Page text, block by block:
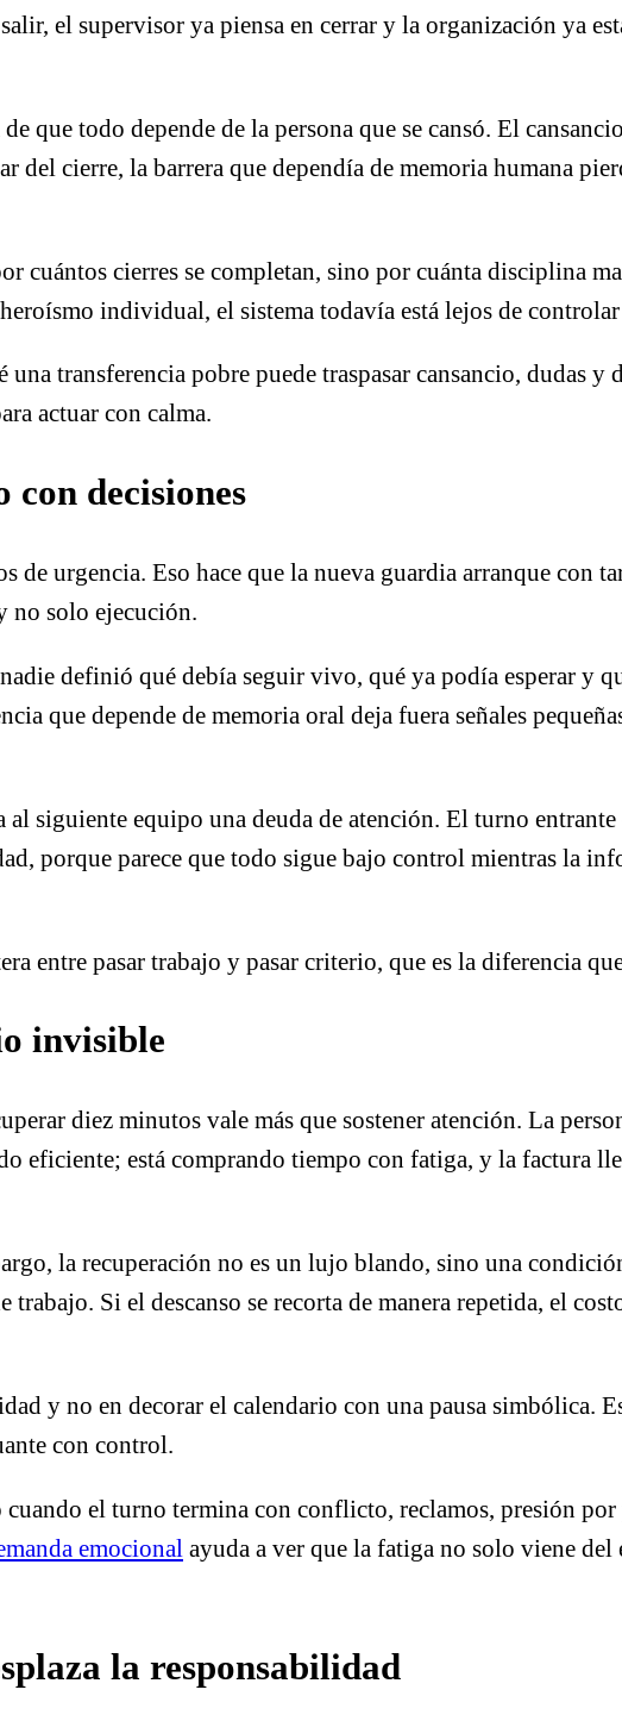
el supervisor ya piensa en cerrar y la organización ya
que todo depende de la persona que se cansó. El
cierre, la barrera que dependía de memoria humana
cuántos cierres se completan, sino por cuánta disciplina
individual, el sistema todavía está lejos de
una transferencia pobre puede traspasar cansancio, dudas y
actuar con calma.
con decisiones
urgencia. Eso hace que la nueva guardia arranque con
no solo ejecución.
definió qué debía seguir vivo, qué ya podía esperar y
que depende de memoria oral deja fuera señales
siguiente equipo una deuda de atención. El turno
porque parece que todo sigue bajo control mientras la
entre pasar trabajo y pasar criterio, que es la diferencia
invisible
diez minutos vale más que sostener atención. La
eficiente; está comprando tiempo con fatiga, y la factura
la recuperación no es un lujo blando, sino una
Si el descanso se recorta de manera repetida, el
y no en decorar el calendario con una pausa simbólica.
con control.
el turno termina con conflicto, reclamos, presión
emocional ayuda a ver que la fatiga no solo viene
la responsabilidad